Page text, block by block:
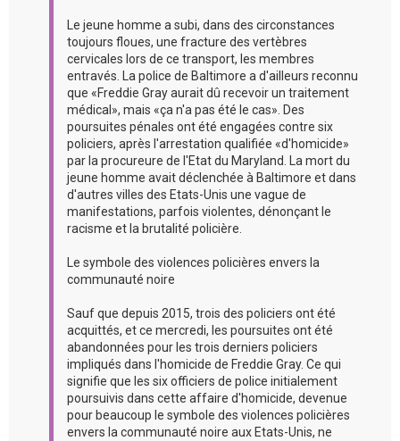
Le jeune homme a subi, dans des circonstances
toujours floues, une fracture des vertèbres
cervicales lors de ce transport, les membres
entravés. La police de Baltimore a d'ailleurs reconnu
que «Freddie Gray aurait dû recevoir un traitement
médical», mais «ça n'a pas été le cas». Des
poursuites pénales ont été engagées contre six
policiers, après l'arrestation qualifiée «d'homicide»
par la procureure de l'Etat du Maryland. La mort du
jeune homme avait déclenchée à Baltimore et dans
d'autres villes des Etats-Unis une vague de
manifestations, parfois violentes, dénonçant le
racisme et la brutalité policière.
Le symbole des violences policières envers la
communauté noire
Sauf que depuis 2015, trois des policiers ont été
acquittés, et ce mercredi, les poursuites ont été
abandonnées pour les trois derniers policiers
impliqués dans l'homicide de Freddie Gray. Ce qui
signifie que les six officiers de police initialement
poursuivis dans cette affaire d'homicide, devenue
pour beaucoup le symbole des violences policières
envers la communauté noire aux Etats-Unis, ne